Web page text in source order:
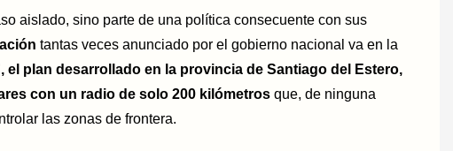
aislado, sino parte de una política consecuente con sus
tantas veces anunciado por el gobierno nacional va en la
el plan desarrollado en la provincia de Santiago del Estero,
con un radio de solo 200 kilómetros que, de ninguna
las zonas de frontera.